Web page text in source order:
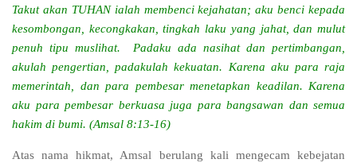
Takut akan TUHAN ialah membenci kejahatan; aku benci kepada
kesombongan, kecongkakan, tingkah laku yang jahat, dan mulut
penuh tipu muslihat.
Padaku ada nasihat dan pertimbangan,
akulah pengertian, padakulah kekuatan. Karena aku para raja
memerintah, dan para pembesar menetapkan keadilan. Karena
aku para pembesar berkuasa juga para bangsawan dan semua
hakim di bumi. (Amsal 8:13-16)
Atas nama hikmat, Amsal berulang kali mengecam kebejatan